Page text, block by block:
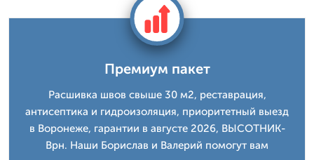
Премиум пакет
Расшивка швов свыше 30 м2, реставрация,
антисептика и гидроизоляция, приоритетный выезд
в Воронеже, гарантии в августе 2026, ВЫСОТНИК-
Врн. Наши Борислав и Валерий помогут вам